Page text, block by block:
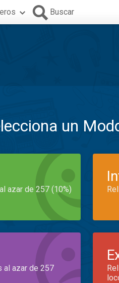
Buscar
un
azar de 257 (10%)
al azar de 257